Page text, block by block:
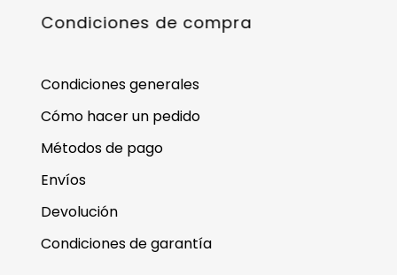
Condiciones de compra
Condiciones generales
Cómo hacer un pedido
Métodos de pago
Envíos
Devolución
Condiciones de garantía